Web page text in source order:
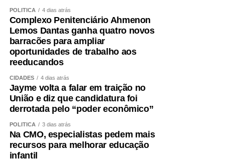
POLÍTICA 4 dias atrás
Complexo Penitenciário Ahmenon
Lemos Dantas ganha quatro novos
barracões para ampliar
oportunidades de trabalho aos
reeducandos
CIDADES 4 dias atrás
Jayme volta a falar em traição no
União e diz que candidatura foi
derrotada pelo “poder econômico”
POLÍTICA 3 dias atrás
Na CMO, especialistas pedem mais
recursos para melhorar educação
infantil